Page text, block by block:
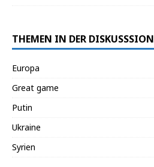
THEMEN IN DER DISKUSSSION
Europa
Great game
Putin
Ukraine
Syrien